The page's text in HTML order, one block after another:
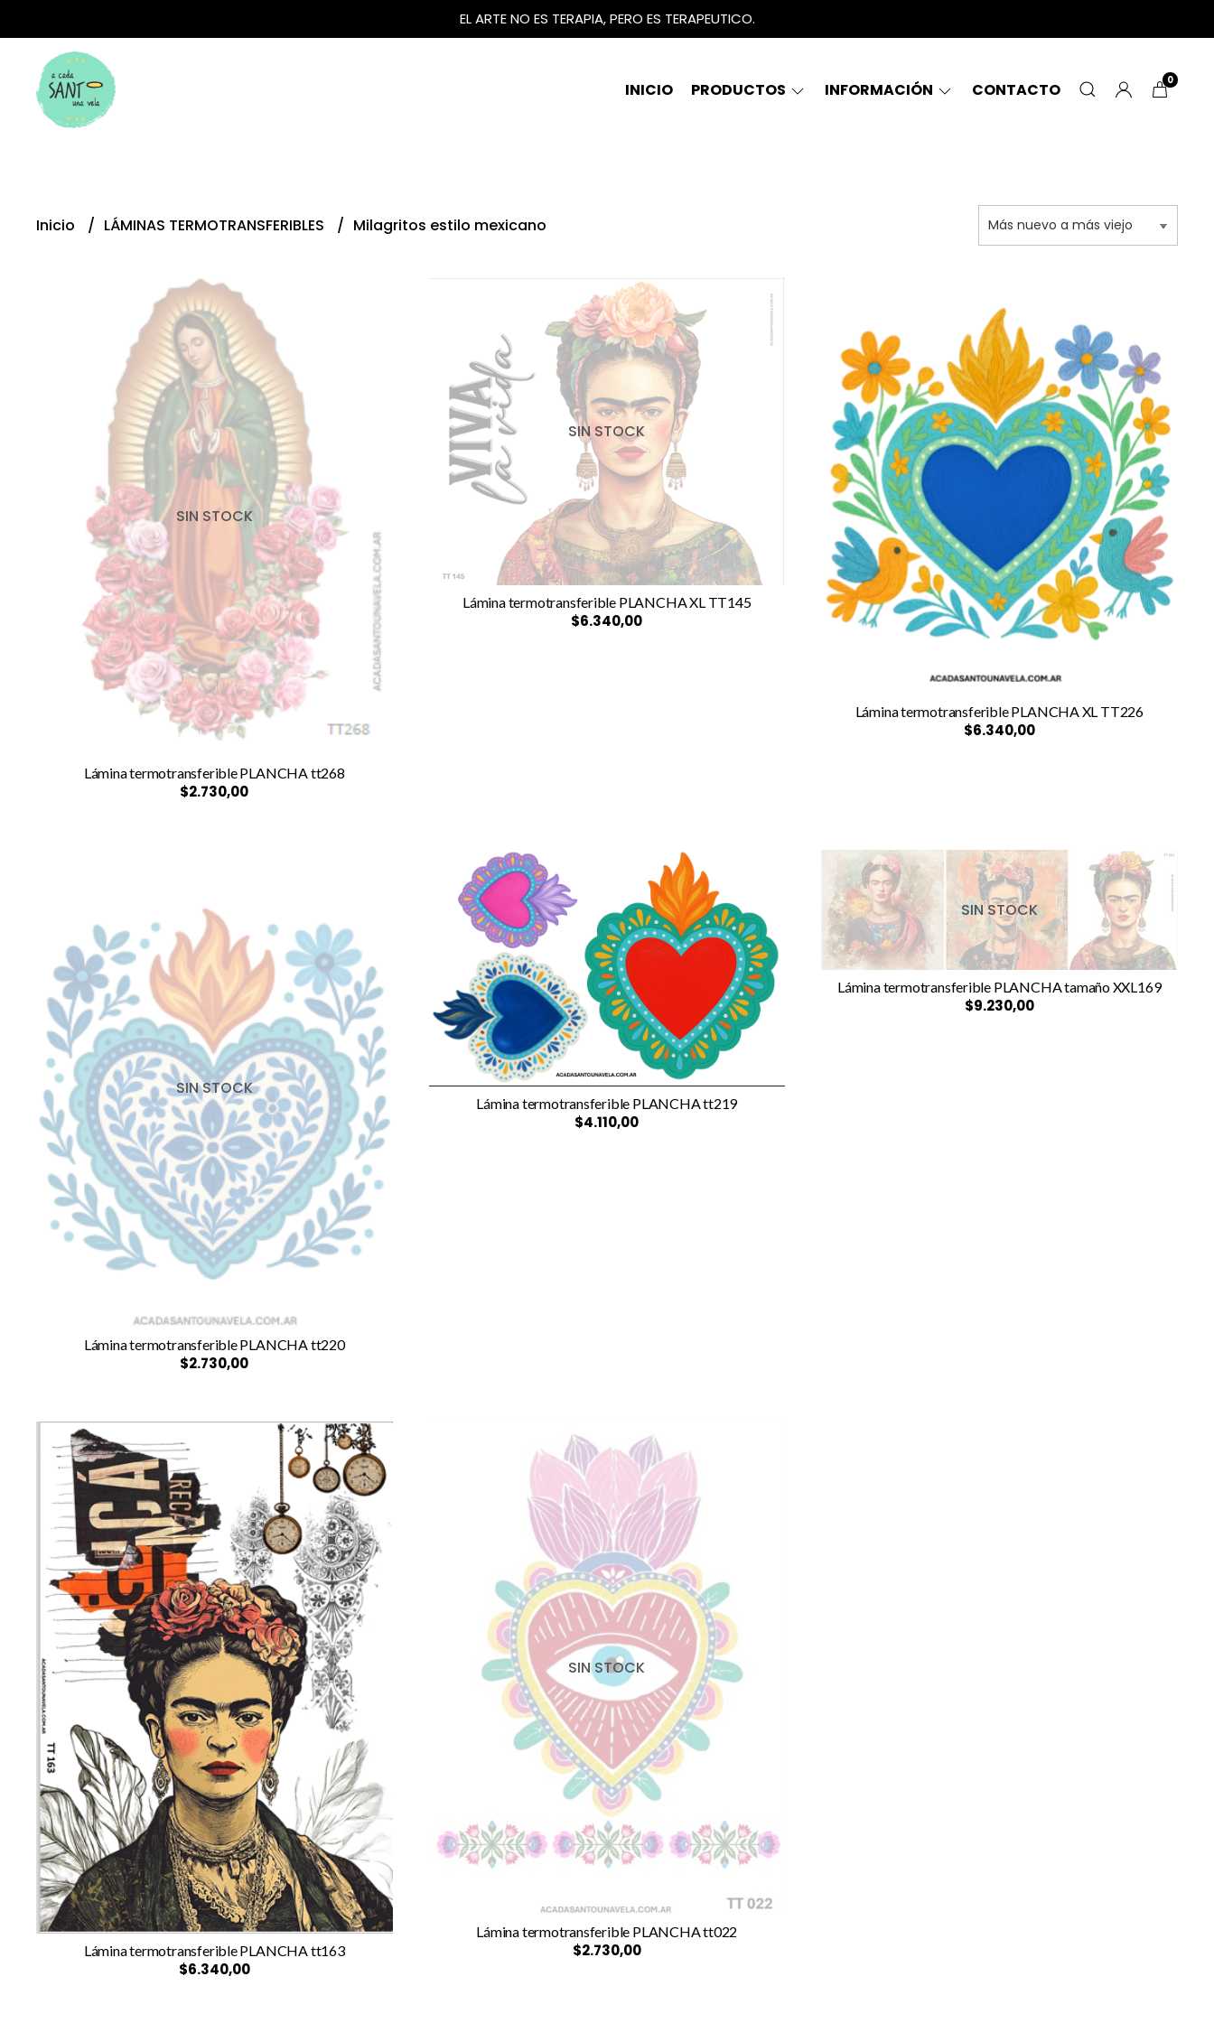
EL ARTE NO ES TERAPIA, PERO ES TERAPEUTICO.
INICIO PRODUCTOS INFORMACIÓN CONTACTO 0
Inicio LÁMINAS TERMOTRANSFERIBLES Milagritos estilo mexicano
SIN STOCK
Lámina termotransferible PLANCHA tt268
$2.730,00
SIN STOCK
Lámina termotransferible PLANCHA XL TT145
$6.340,00
Lámina termotransferible PLANCHA XL TT226
$6.340,00
SIN STOCK
Lámina termotransferible PLANCHA tt220
$2.730,00
Lámina termotransferible PLANCHA tt219
$4.110,00
SIN STOCK
Lámina termotransferible PLANCHA tamaño XXL169
$9.230,00
Lámina termotransferible PLANCHA tt163
$6.340,00
SIN STOCK
Lámina termotransferible PLANCHA tt022
$2.730,00